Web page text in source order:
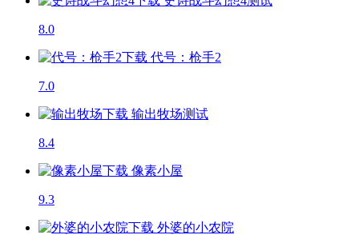
8.0
代号：枪手2
7.0
输出牧场测试
8.4
像素小屋
9.3
外婆的小农院